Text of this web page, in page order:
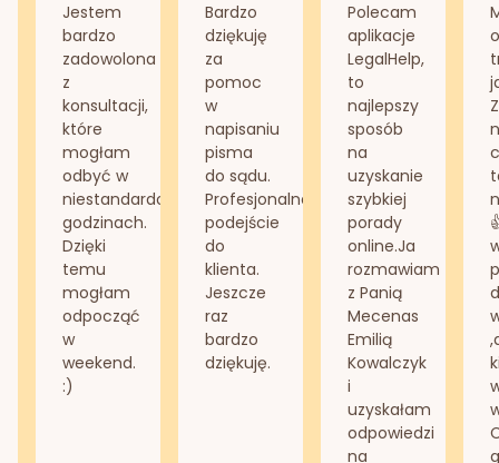
Jestem
bardzo
zadowolona
z
konsultacji,
które
mogłam
odbyć w
niestandardowych
godzinach.
Dzięki
temu
mogłam
odpocząć
w
weekend.
:)
Bardzo
dziękuję
za
pomoc
w
napisaniu
pisma
do sądu.
Profesjonalne
podejście
do
klienta.
Jeszcze
raz
bardzo
dziękuję.
Polecam
aplikacje
LegalHelp,
to
najlepszy
sposób
na
uzyskanie
szybkiej
porady
online.Ja
rozmawiam
z Panią
Mecenas
Emilią
Kowalczyk
i
uzyskałam
odpowiedzi
na